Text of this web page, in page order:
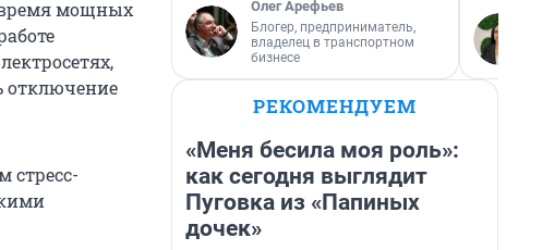
мощных
отключение
стресс-
Олег Арефьев
Блогер, предприниматель,
владелец в транспортном
бизнесе
РЕКОМЕНДУЕМ
«Меня бесила моя роль»:
как сегодня выглядит
Пуговка из «Папиных
дочек»